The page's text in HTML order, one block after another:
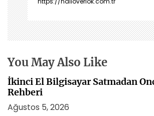
n
m
e
i
You May Also Like
İkinci El Bilgisayar Satmadan
Rehberi
Ağustos 5, 2026